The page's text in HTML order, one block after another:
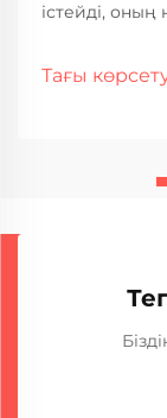
істейді, оның
жабдықтар
Тағы